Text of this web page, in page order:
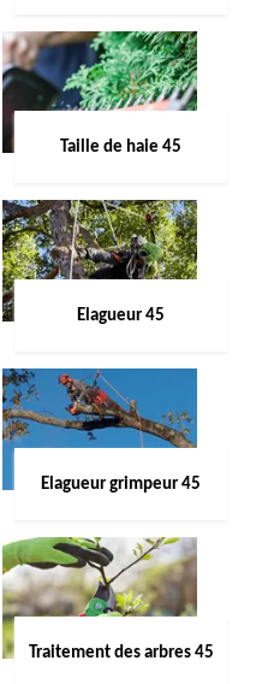
Taille de haie 45
Elagueur 45
Elagueur grimpeur 45
Traitement des arbres 45